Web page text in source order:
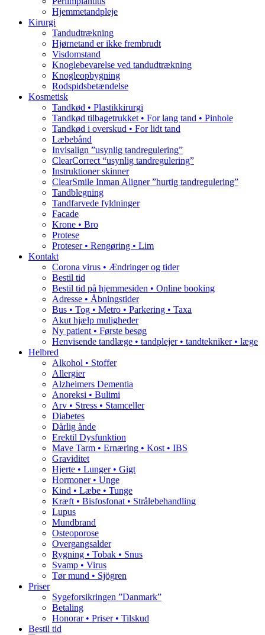
Hjemmetandpleje
Kirurgi
Tandudtrækning
Hjørnetand er ikke frembrudt
Visdomstand
Knoglebevarelse ved tandudtrækning
Knogleopbygning
Rodspidsbetændelse
Kosmetisk
Tandkød • Plastikkirurgi
Tandkød tilbagetrukket • For lang tand • Pinhole
Tandkød i overskud • For lidt tand
Læbebånd
Invisalign ”usynlig tandregulering”
ClearCorrect “usynlig tandregulering”
Instruktioner skinner
ClearSmile Inman Aligner ”hurtig tandregulering”
Tandblegning
Tandfarvede fyldninger
Facade
Krone • Bro
Protese
Proteser • Rengøring • Lim
Kontakt
Corona virus • Ændringer og tider
Bestil tid
Bestil tid på hjemmesiden • Online booking
Adresse • Åbningstider
Bus • Tog • Metro • Parkering • Taxa
Akut hjælp muligheder
Ny patient • Første besøg
Henvisende tandlæge • tandplejer • tandtekniker • læge
Helbred
Alkohol • Stoffer
Allergier
Alzheimers Dementia
Anoreksi • Bulimi
Arv • Stress • Stamceller
Diabetes
Dårlig ånde
Erektil Dysfunktion
Mave Tarm • Ernæring • Kost • IBS
Graviditet
Hjerte • Lunger • Gigt
Hormoner • Unge
Kind • Læbe • Tunge
Kræft • Bisfosfonat • Strålebehandling
Lupus
Mundbrand
Osteoporose
Overgangsalder
Rygning • Tobak • Snus
Svamp • Virus
Tør mund • Sjögren
Priser
Sygeforsikringen ”Danmark”
Betaling
Honorar • Priser • Tilskud
Bestil tid